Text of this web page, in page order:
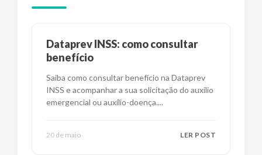
Dataprev INSS: como consultar
benefício
Saiba como consultar benefício na Dataprev
INSS e acompanhar a sua solicitação do auxílio
emergencial ou auxílio-doença....
20 de maio LER POST